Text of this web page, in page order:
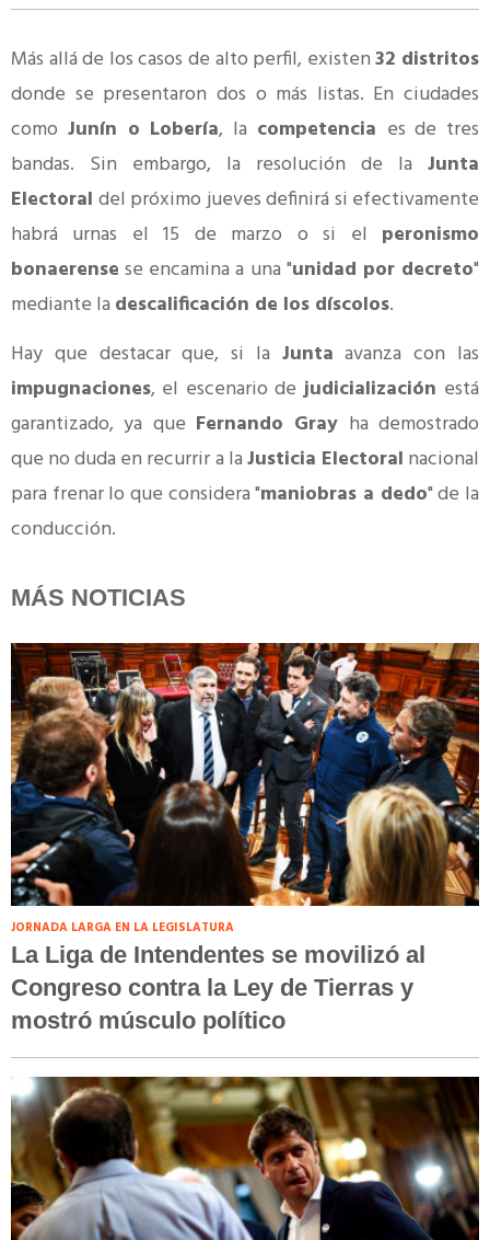
Más allá de los casos de alto perfil, existen32 distritos
donde se presentaron dos o más listas. En ciudades
como Junín o Lobería, la competencia es de tres
bandas. Sin embargo, la resolución de la Junta
Electoral del próximo jueves definirá si efectivamente
habrá urnas el 15 de marzo o si el peronismo
bonaerense se encamina a una "unidad por decreto"
mediante la descalificación de los díscolos.
Hay que destacar que, si la Junta avanza con las
impugnaciones, el escenario dejudicialización está
garantizado, ya que Fernando Gray ha demostrado
que no duda en recurrir a laJusticia Electoral nacional
para frenar lo que considera "maniobras a dedo" de la
conducción.
MÁS NOTICIAS
JORNADA LARGA EN LA LEGISLATURA
La Liga de Intendentes se movilizó al
Congreso contra la Ley de Tierras y
mostró músculo político